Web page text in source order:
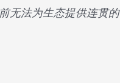
无法为生态提供连贯的